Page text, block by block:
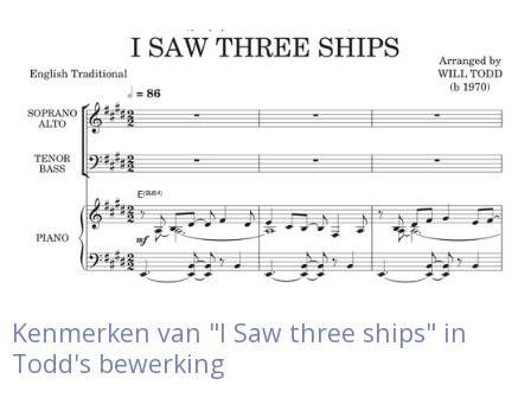
Kenmerken van "I Saw three ships" in
Todd's bewerking